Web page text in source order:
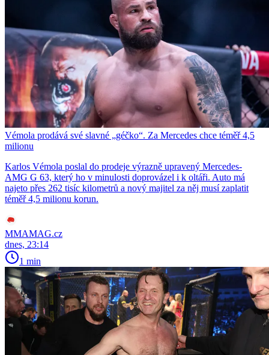
Vémola prodává své slavné „géčko“. Za Mercedes chce téměř 4,5
milionu
Karlos Vémola poslal do prodeje výrazně upravený Mercedes-
AMG G 63, který ho v minulosti doprovázel i k oltáři. Auto má
najeto přes 262 tisíc kilometrů a nový majitel za něj musí zaplatit
téměř 4,5 milionu korun.
MMAMAG.cz
dnes, 23:14
1 min